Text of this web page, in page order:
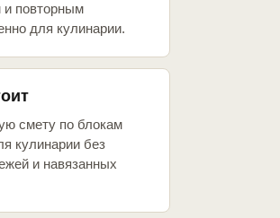
и повторным
для кулинарии.
смету по блокам
кулинарии без
и навязанных